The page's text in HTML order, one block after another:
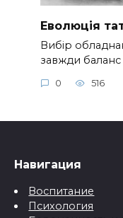
Еволюція
Вибір
завжди баланс
0 516
Навигация
Воспитание
Психология